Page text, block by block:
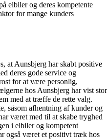
elbiler og deres kompetente
for mange kunders
at Aunsbjerg har skabt positive
deres gode service og
for at være personlig,
hos Aunsbjerg har vist stor
med at træffe de rette valg.
såsom afhentning af kunder og
været med til at skabe tryghed
i elbiler og kompetent
også været et positivt træk hos